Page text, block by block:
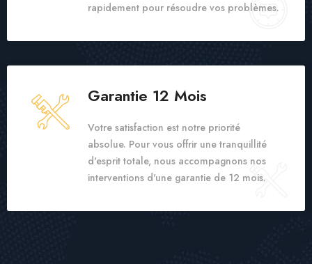
rapidement pour résoudre vos problèmes.
Garantie 12 Mois
Votre satisfaction est notre priorité
absolue. Pour vous offrir une tranquillité
d'esprit totale, nous accompagnons nos
interventions d'une garantie de 12 mois.